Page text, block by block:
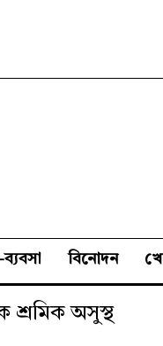
ব্যবসা বিনোদন
শ্রমিক অসুস্থ